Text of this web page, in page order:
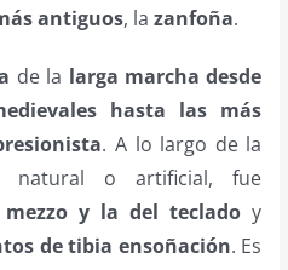
antiguos, la zanfoña.
de la larga marcha desde
hasta las más
. A lo largo de la
natural o artificial, fue
y la del teclado y
de tibia ensoñación. Es